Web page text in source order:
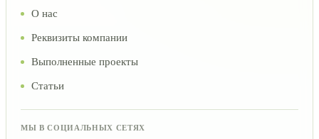
О нас
Реквизиты компании
Выполненные проекты
Статьи
МЫ В СОЦИАЛЬНЫХ СЕТЯХ